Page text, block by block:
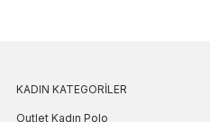
KADIN KATEGORILER
Outlet Kadın Polo